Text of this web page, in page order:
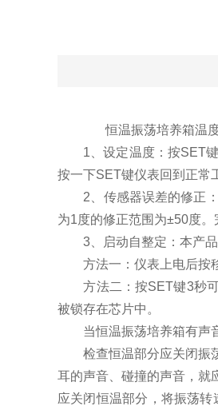
恒温振荡培养箱温
1、设定温度：按SET键
按一下SET键仪表回到正常
2、传感器误差的修正：
为1度的修正范围为±50度
3、启动自整定：本产品
方法一：仪表上电后按移
方法二：按SET键3秒可
被锁存在芯片中。
当恒温振荡培养箱有声音
检查恒温部分应关闭振荡
耳的声音、碰撞的声音，就
应关闭恒温部分，将振荡